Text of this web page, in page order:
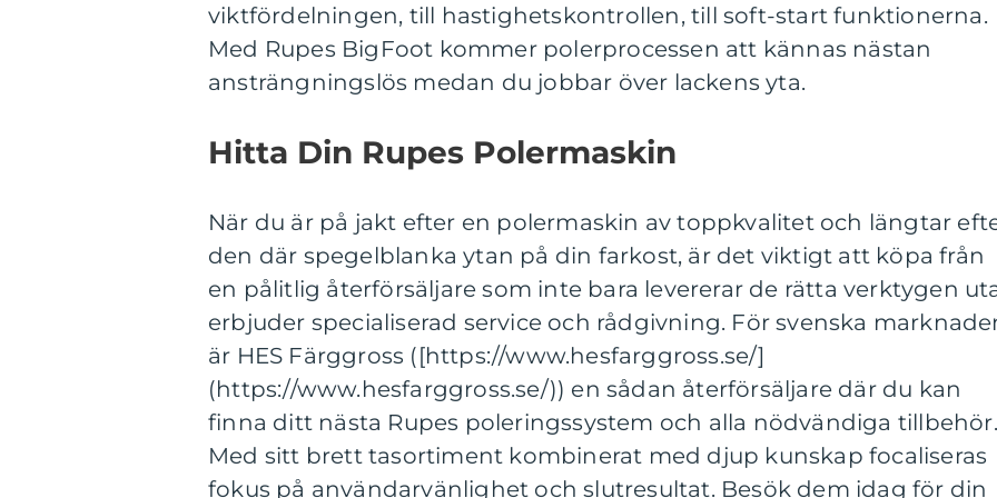
viktfördelningen, till hastighetskontrollen, till soft-start funktionerna.
Med Rupes BigFoot kommer polerprocessen att kännas nästan
ansträngningslös medan du jobbar över lackens yta.
Hitta Din Rupes Polermaskin
När du är på jakt efter en polermaskin av toppkvalitet och längtar
den där spegelblanka ytan på din farkost, är det viktigt att köpa från
en pålitlig återförsäljare som inte bara levererar de rätta verktygen
erbjuder specialiserad service och rådgivning. För svenska
är HES Färggross ([https://www.hesfarggross.se/]
(https://www.hesfarggross.se/)) en sådan återförsäljare där du kan
finna ditt nästa Rupes poleringssystem och alla nödvändiga tillbehör.
Med sitt brett tasortiment kombinerat med djup kunskap focaliseras
fokus på användarvänlighet och slutresultat. Besök dem idag för din